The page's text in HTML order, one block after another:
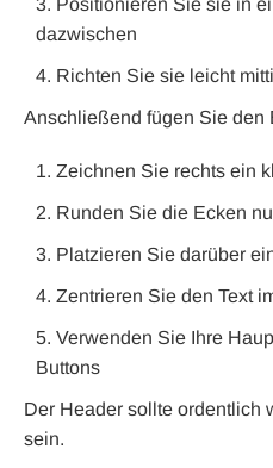
Positionieren Sie sie in
dazwischen
Richten Sie sie leicht
Anschließend fügen Sie den
Zeichnen Sie rechts ein
Runden Sie die Ecken
Platzieren Sie darüber
Zentrieren Sie den Text
Verwenden Sie Ihre
Buttons
Der Header sollte ordentlich
sein.